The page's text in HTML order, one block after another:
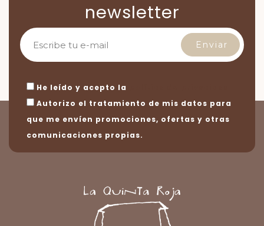
newsletter
He leído y acepto la
Autorizo el tratamiento de mis datos para
que me envíen promociones, ofertas y otras
comunicaciones propias.